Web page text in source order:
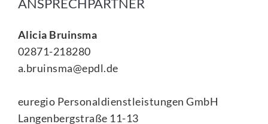
ANSPRECHPARTNER
Alicia Bruinsma
02871-218280
a.bruinsma@epdl.de
euregio Personaldienstleistungen GmbH
Langenbergstraße 11-13